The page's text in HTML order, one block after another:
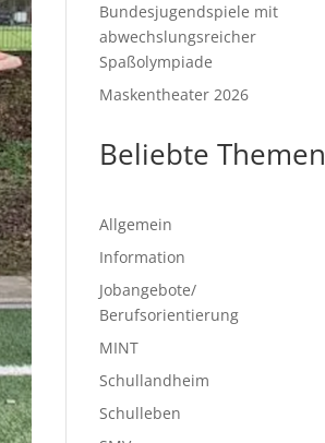
Bundesjugendspiele mit
abwechslungsreicher
Spaßolympiade
Maskentheater 2026
Beliebte Themen
Allgemein
Information
Jobangebote/
Berufsorientierung
MINT
Schullandheim
Schulleben